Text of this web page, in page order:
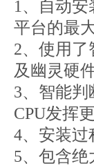
1、自动
平台的最
2、使用了
及幽灵硬
3、智能
CPU发挥
4、安装过
5、包含绝